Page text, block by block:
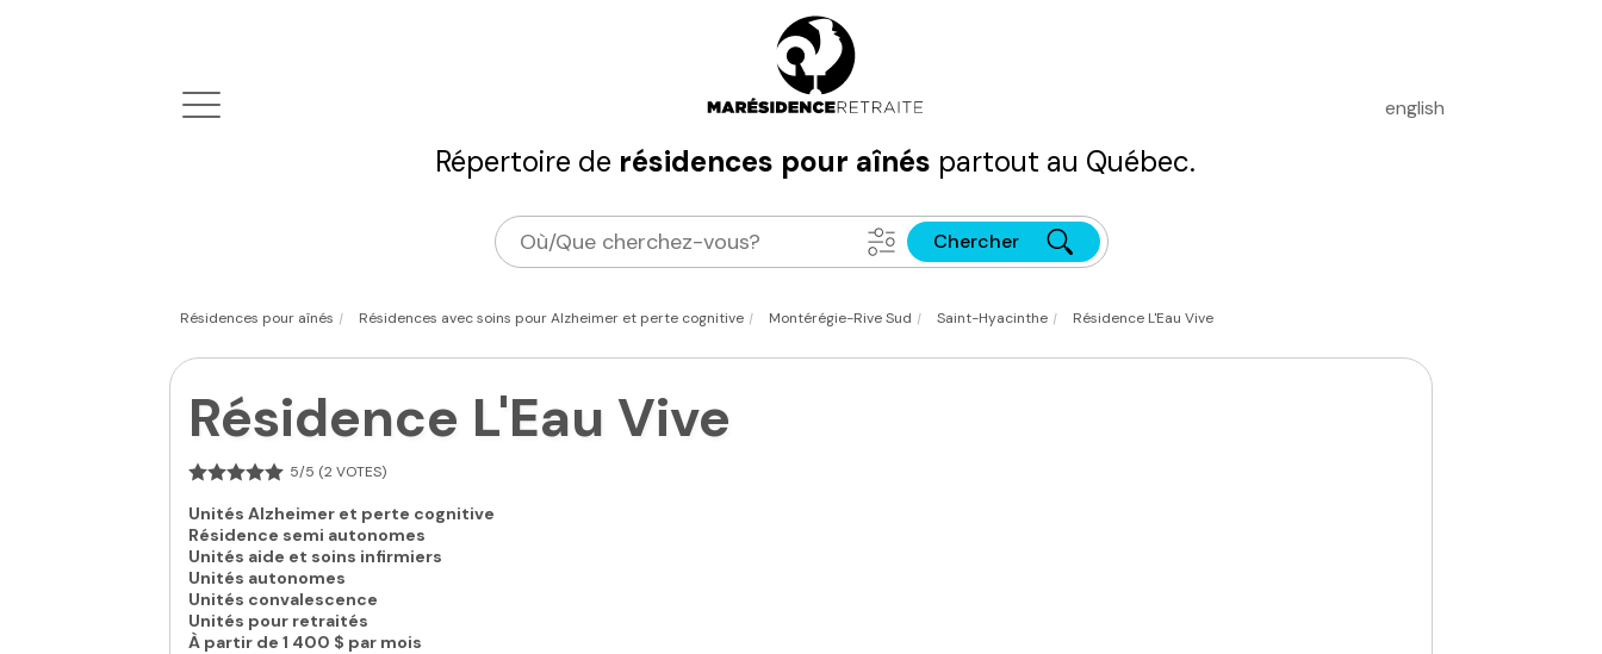
Répertoire de résidences pour aînés partout au Québec.
english
Chercher
Résidences pour aînés | Résidences avec soins pour Alzheimer et perte cognitive | Montérégie-Rive Sud | Saint-Hyacinthe | Résidence L'Eau Vive
Résidence L'Eau Vive
5/5 (2 VOTES)
Unités Alzheimer et perte cognitive
Résidence semi autonomes
Unités aide et soins infirmiers
Unités autonomes
Unités convalescence
Unités pour retraités
À partir de 1 400 $ par mois